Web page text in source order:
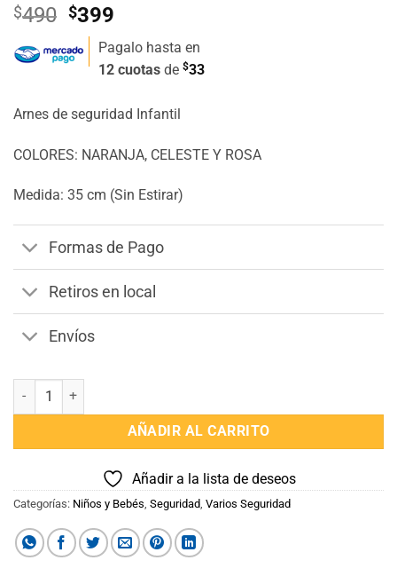
$490 El
precio
original
era:
$399
precio
actual
es:
Pagalo hasta en
12 cuotas de $33
Arnes de seguridad Infantil
COLORES: NARANJA, CELESTE Y ROSA
Medida: 35 cm (Sin Estirar)
Formas de Pago
Retiros en local
Envíos
Arnes de Seguridad cantidad
AÑADIR AL CARRITO
Añadir a la lista de deseos
Categorías: Niños y Bebés Seguridad Varios Seguridad